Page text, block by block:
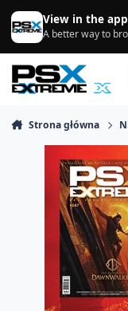
Skocz do zawartości
View in the app
A better way to
Strona główna